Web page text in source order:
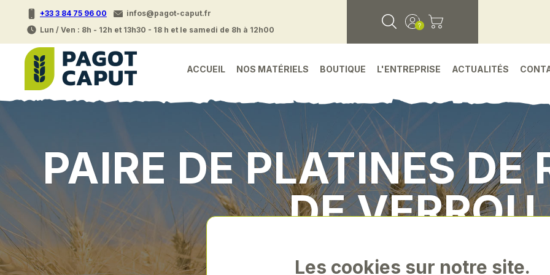
+33 3 84 75 96 00
infos@pagot-caput.fr
Lun / Ven : 8h - 12h et 13h30 - 18 h et le samedi de 8h à 12h00
ACCUEIL NOS MATÉRIELS BOUTIQUE L'ENTREPRISE ACTUALITÉS
PAIRE DE PLATINES DE
DE VERROU
Les cookies sur notre site.